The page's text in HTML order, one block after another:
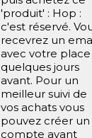
'produit' : Hop :
c'est réservé.
recevrez un
avec votre place
quelques jours
avant. Pour un
meilleur suivi de
vos achats vous
pouvez créer un
compte avant